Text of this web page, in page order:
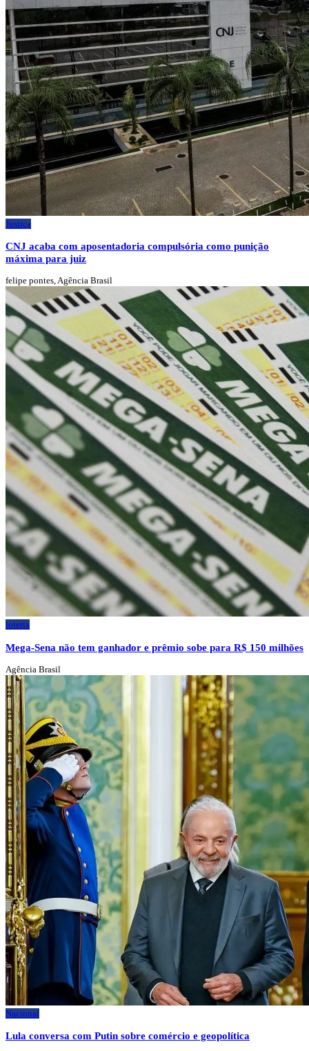
Justiça
CNJ acaba com aposentadoria compulsória como punição
máxima para juiz
felipe pontes, Agência Brasil
loteria
Mega-Sena não tem ganhador e prêmio sobe para R$ 150 milhões
Agência Brasil
Nacional
Lula conversa com Putin sobre comércio e geopolítica